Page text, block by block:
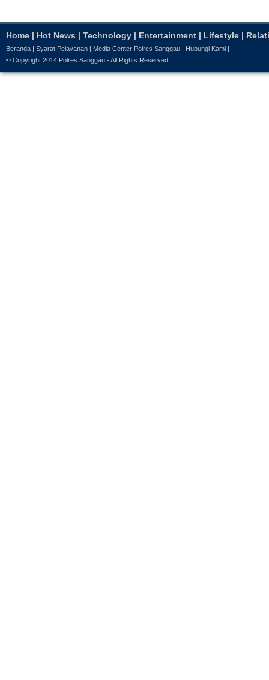
Home | Hot News | Technology | Entertainment | Lifestyle |
Beranda Syarat Pelayanan Media Center Polres Sanggau Hubungi Kami
© Copyright 2014 Polres Sanggau - All Rights Reserved.